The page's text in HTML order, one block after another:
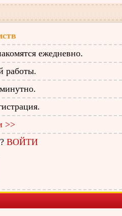
ежедневно.
работы.
>>
ВОЙТИ